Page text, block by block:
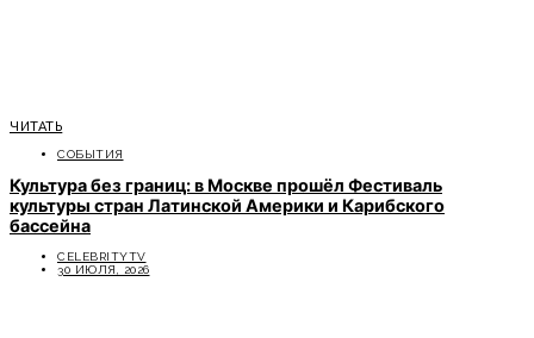
ЧИТАТЬ
СОБЫТИЯ
Культура без границ: в Москве прошёл Фестиваль
культуры стран Латинской Америки и Карибского
бассейна
CELEBRITYTV
30 ИЮЛЯ, 2026